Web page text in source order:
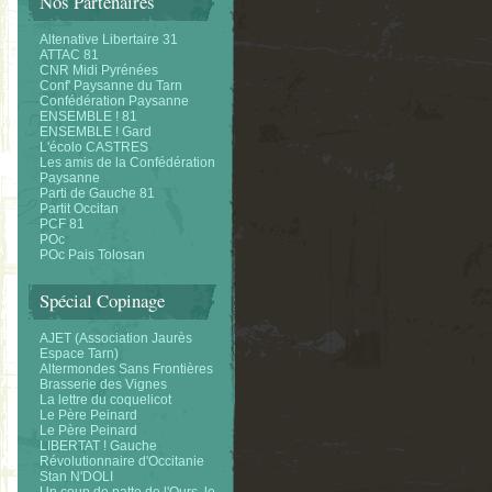
Altenative Libertaire 31
ATTAC 81
CNR Midi Pyrénées
Conf' Paysanne du Tarn
Confédération Paysanne
ENSEMBLE ! 81
ENSEMBLE ! Gard
L'écolo CASTRES
Les amis de la Confédération
Paysanne
Parti de Gauche 81
Partit Occitan
PCF 81
POc
POc Pais Tolosan
Spécial Copinage
AJET (Association Jaurès
Espace Tarn)
Altermondes Sans Frontières
Brasserie des Vignes
La lettre du coquelicot
Le Père Peinard
Le Père Peinard
LIBERTAT ! Gauche
Révolutionnaire d'Occitanie
Stan N'DOLI